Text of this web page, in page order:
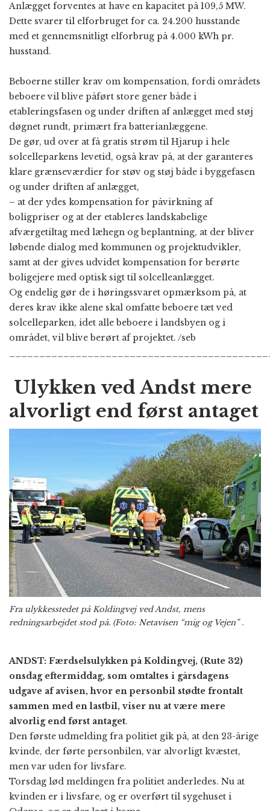
Anlægget forventes at have en kapacitet på 109,5 MW.
Dette svarer til elforbruget for ca. 24.200 husstande
med et gennemsnitligt elforbrug på 4.000 kWh pr.
husstand.
Beboerne stiller krav om kompensation, fordi områdets
beboere vil blive påført store gener både i
etableringsfasen og under driften af anlægget med støj
døgnet rundt, primært fra batterianlæggene.
De gør, ud over at få gratis strøm til Hjarup i hele
solcelleparkens levetid, også krav på, at der garanteres
klare grænseværdier for støv og støj både i byggefasen
og under driften af anlægget,
– at der ydes kompensation for påvirkning af
boligpriser og at der etableres landskabelige
afværgetiltag med læhegn og beplantning, at der bliver
løbende dialog med kommunen og projektudvikler,
samt at der gives udvidet kompensation for berørte
boligejere med optisk sigt til solcelleanlægget.
Og endelig gør de i høringssvaret opmærksom på, at
deres krav ikke alene skal omfatte beboere tæt ved
solcelleparken, idet alle beboere i landsbyen og i
området, vil blive berørt af projektet. /seb
Ulykken ved Andst mere
alvorligt end først antaget
Fra ulykkesstedet på Koldingvej ved Andst, mens
redningsarbejdet stod på. (Foto: Netavisen “mig og Vejen” .
ANDST: Færdselsulykken på Koldingvej, (Rute 32)
onsdag eftermiddag, som omtaltes i gårsdagens
udgave af avisen, hvor en personbil stødte frontalt
sammen med en lastbil, viser nu at være mere
alvorlig end først antaget.
Den første udmelding fra politiet gik på, at den 23-årige
kvinde, der førte personbilen, var alvorligt kvæstet,
men var uden for livsfare.
Torsdag lød meldingen fra politiet anderledes. Nu at
kvinden er i livsfare, og er overført til sygehuset i